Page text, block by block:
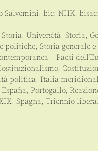
Salvemini, bic: NHK, bisac:
Storia, Università, Storia,
politiche, Storia generale
– Paesi
,
politica, Italia
, Portogallo,
, Spagna, Triennio